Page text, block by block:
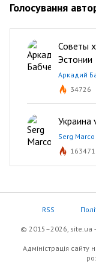
Голосування
Советы
Эстонии
Аркадий
34726
Украина
Serg Marco
163471
RSS
© 2015–2026, site.ua
Адміністрація сайту